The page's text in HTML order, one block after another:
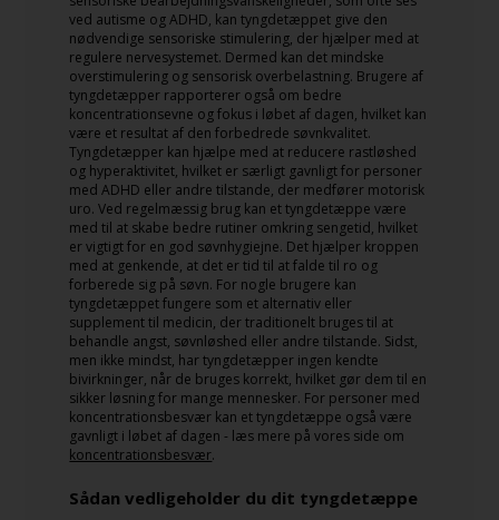
ved autisme og ADHD, kan tyngdetæppet give den
nødvendige sensoriske stimulering, der hjælper med at
regulere nervesystemet. Dermed kan det mindske
overstimulering og sensorisk overbelastning. Brugere af
tyngdetæpper rapporterer også om bedre
koncentrationsevne og fokus i løbet af dagen, hvilket kan
være et resultat af den forbedrede søvnkvalitet.
Tyngdetæpper kan hjælpe med at reducere rastløshed
og hyperaktivitet, hvilket er særligt gavnligt for personer
med ADHD eller andre tilstande, der medfører motorisk
uro. Ved regelmæssig brug kan et tyngdetæppe være
med til at skabe bedre rutiner omkring sengetid, hvilket
er vigtigt for en god søvnhygiejne. Det hjælper kroppen
med at genkende, at det er tid til at falde til ro og
forberede sig på søvn. For nogle brugere kan
tyngdetæppet fungere som et alternativ eller
supplement til medicin, der traditionelt bruges til at
behandle angst, søvnløshed eller andre tilstande. Sidst,
men ikke mindst, har tyngdetæpper ingen kendte
bivirkninger, når de bruges korrekt, hvilket gør dem til en
sikker løsning for mange mennesker. For personer med
koncentrationsbesvær kan et tyngdetæppe også være
gavnligt i løbet af dagen - læs mere på vores side om
koncentrationsbesvær.
Sådan vedligeholder du dit tyngdetæppe